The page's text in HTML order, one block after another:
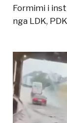
Formimi i
nga LDK,